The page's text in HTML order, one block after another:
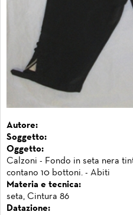
Autore:
Soggetto:
Oggetto:
Calzoni - Fondo in seta nera
contano 10 bottoni. - Abiti
Materia e tecnica:
seta, Cintura 86
Datazione: